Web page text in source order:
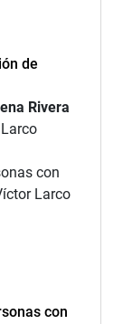
de
Rivera
con
Larco
con